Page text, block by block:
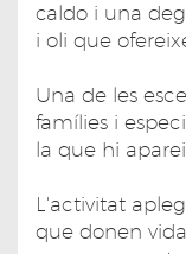
caldo i una
i oli que
Una de les
famílies i
la que hi
L'activitat
que donen